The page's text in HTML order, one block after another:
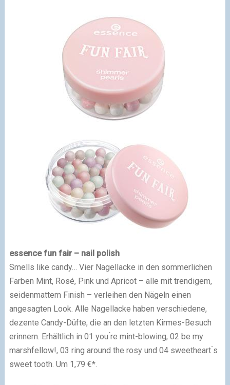
essence fun fair – nail polish
Smells like candy… Vier Nagellacke in den sommerlichen
Farben Mint, Rosé, Pink und Apricot – alle mit trendigem,
seidenmattem Finish – verleihen den Nägeln einen
angesagten Look. Alle Nagellacke haben verschiedene,
dezente Candy-Düfte, die an den letzten Kirmes-Besuch
erinnern. Erhältlich in 01 you ́re mint-blowing, 02 be my
marshfellow!, 03 ring around the rosy und 04 sweetheart ́s
sweet tooth. Um 1,79 €*.